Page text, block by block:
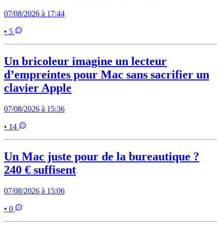
07/08/2026 à 17:44
• 5
Un bricoleur imagine un lecteur
d’empreintes pour Mac sans sacrifier un
clavier Apple
07/08/2026 à 15:36
• 14
Un Mac juste pour de la bureautique ?
240 € suffisent
07/08/2026 à 15:06
• 0